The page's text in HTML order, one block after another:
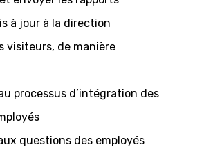
à jour à la direction
visiteurs, de manière
processus d’intégration des
questions des employés